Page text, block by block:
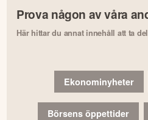
Prova någon av våra
Här hittar du annat innehåll att ta
Ekonominyheter
Börsens öppettider